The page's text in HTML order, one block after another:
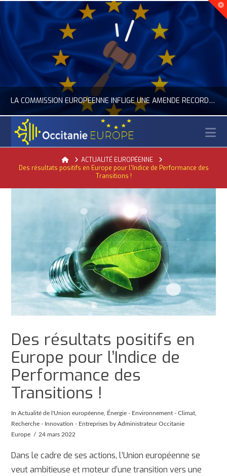
LA COMMISSION EUROPÉENNE INFLIGE UNE AMENDE RECORD À GOOGLE
ACTUALITÉ DE L'UNION EUROPÉENNE, ACTUALITÉ DE LA REPRÉSENTATION D’OCCITANIE EUROPE, NUMÉRIQUE- DIGITAL
JUILLET 24, 2026
HomeACTUALITÉ EUROPÉENNE
Des résultats positifs en Europe pour l’Indice de Performance des
Transitions !
Des résultats positifs en
Europe pour l’Indice de
Performance des
Transitions !
InActualité de l'Union européenne Énergie - Environnement - Climat
Recherche - Innovation - Entreprises by Administrateur Occitanie
Europe
24 mars 2022
Dans le cadre de ses actions, l’Union européenne se
veut ambitieuse et moteur d’une transition vers une